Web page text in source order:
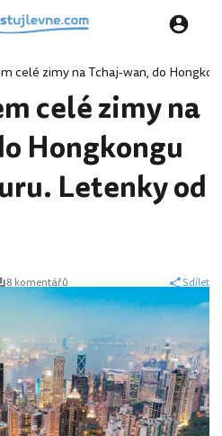
celé zimy na Tchaj-wan, do
celé zimy na
Hongkongu
Letenky od
8 komentářů Sdílet